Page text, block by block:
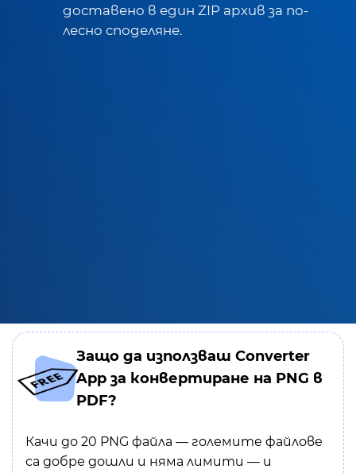
доставено в един ZIP архив за по-
лесно споделяне.
Защо да използваш Converter
App за конвертиране на PNG в
PDF?
Качи до 20 PNG файла — големите файлове
са добре дошли и няма лимити — и